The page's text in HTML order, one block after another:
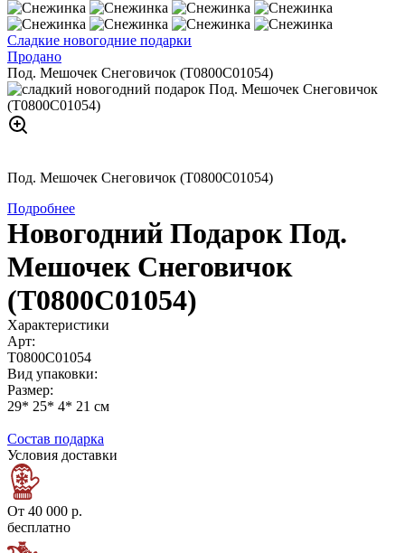
Сладкие новогодние подарки
Продано
Под. Мешочек Снеговичок (Т0800С01054)
Под. Мешочек Снеговичок (Т0800С01054)
Подробнее
Новогодний Подарок Под.
Мешочек Снеговичок
(Т0800С01054)
Характеристики
Арт:
Т0800С01054
Вид упаковки:
Размер:
29* 25* 4* 21 см
Состав подарка
Условия доставки
От 40 000 р.
бесплатно